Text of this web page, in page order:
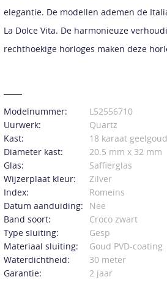
elegantie. De modellen ademen de
La Dolce Vita. De harmonieuze
rechthoekige horloges maken deze
Modelnummer:
L52556710
Uurwerk:
Quartz
Kast:
18 karaat geelgoud
Diameter kast:
20.5 mm x 32 mm
Glas:
Saffierglas
Wijzerplaat kleur:
Zilver
Index:
Romeins
Datum aanduiding:
Nee
Band soort:
Croco zwart
Type sluiting:
Gesp
Materiaal sluiting:
Goud PVD-coating
Waterdichtheid:
30 meter
Garantie:
2 jaar